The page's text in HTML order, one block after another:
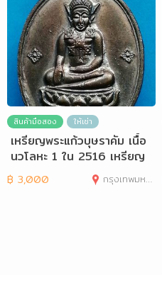
สินค้ามือสอง ให้เช่า
เหรียญพระแก้วบุษราคัม เนื้อ
นวโลหะ 1 ใน 2516 เหรียญ
฿ 3,000 กรุงเทพมหานคร